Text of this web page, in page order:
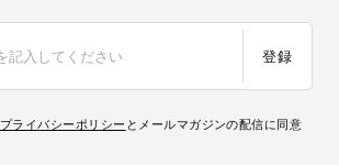
登録
プライバシーポリシー とメールマガジンの配信に同意